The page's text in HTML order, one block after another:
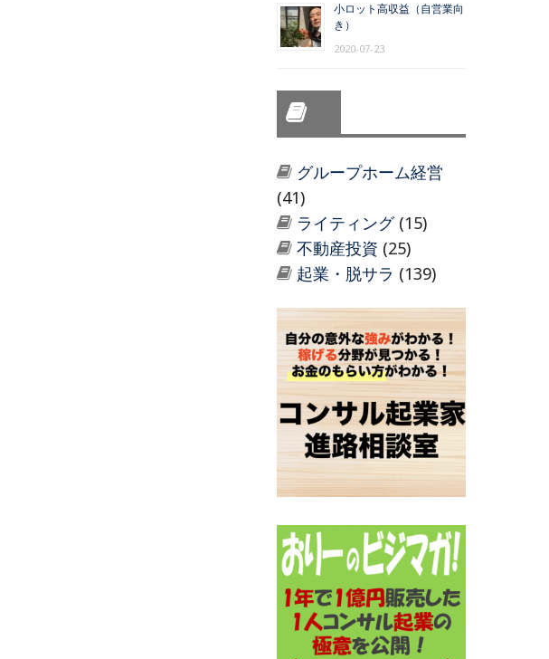
小ロット高収益（自営業向
き）
2020-07-23
グループホーム経営
(41)
ライティング(15)
不動産投資 (25)
起業・脱サラ (139)